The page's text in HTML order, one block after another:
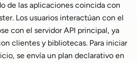
de las aplicaciones coincida con
Los usuarios interactúan con el
con el servidor API principal, ya
clientes y bibliotecas. Para iniciar
se envía un plan declarativo en